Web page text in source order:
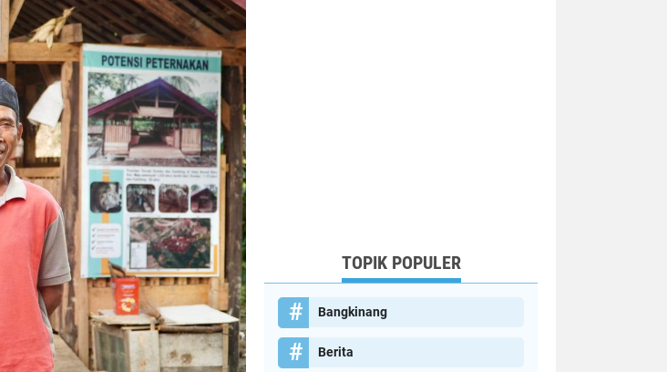
TOPIK POPULER
Bangkinang
Berita